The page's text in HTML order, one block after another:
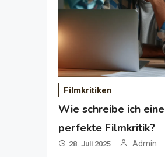
Filmkritiken
Wie schreibe ich eine
perfekte Filmkritik?
28. Juli 2025 Admin